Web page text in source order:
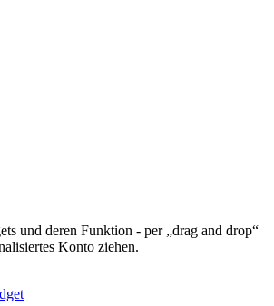
und deren Funktion - per „drag and drop“
Konto ziehen.